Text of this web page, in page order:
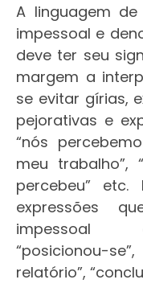
A linguagem
impessoal e
deve ter seu
margem a
se evitar gírias,
pejorativas e
“nós
meu trabalho”,
percebeu”
expressões
impessoal
“posicionou-
relatório”,